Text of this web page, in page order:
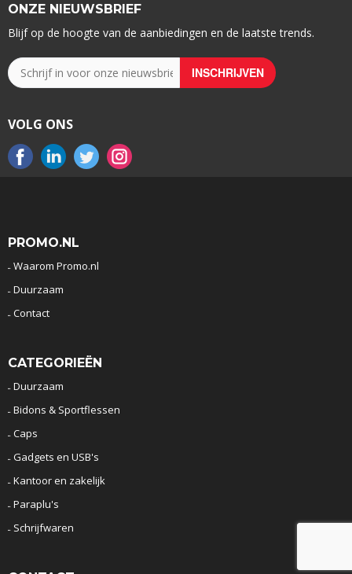
ONZE NIEUWSBRIEF
Blijf op de hoogte van de aanbiedingen en de laatste trends.
VOLG ONS
PROMO.NL
Waarom Promo.nl
Duurzaam
Contact
CATEGORIEËN
Duurzaam
Bidons & Sportflessen
Caps
Gadgets en USB's
Kantoor en zakelijk
Paraplu's
Schrijfwaren